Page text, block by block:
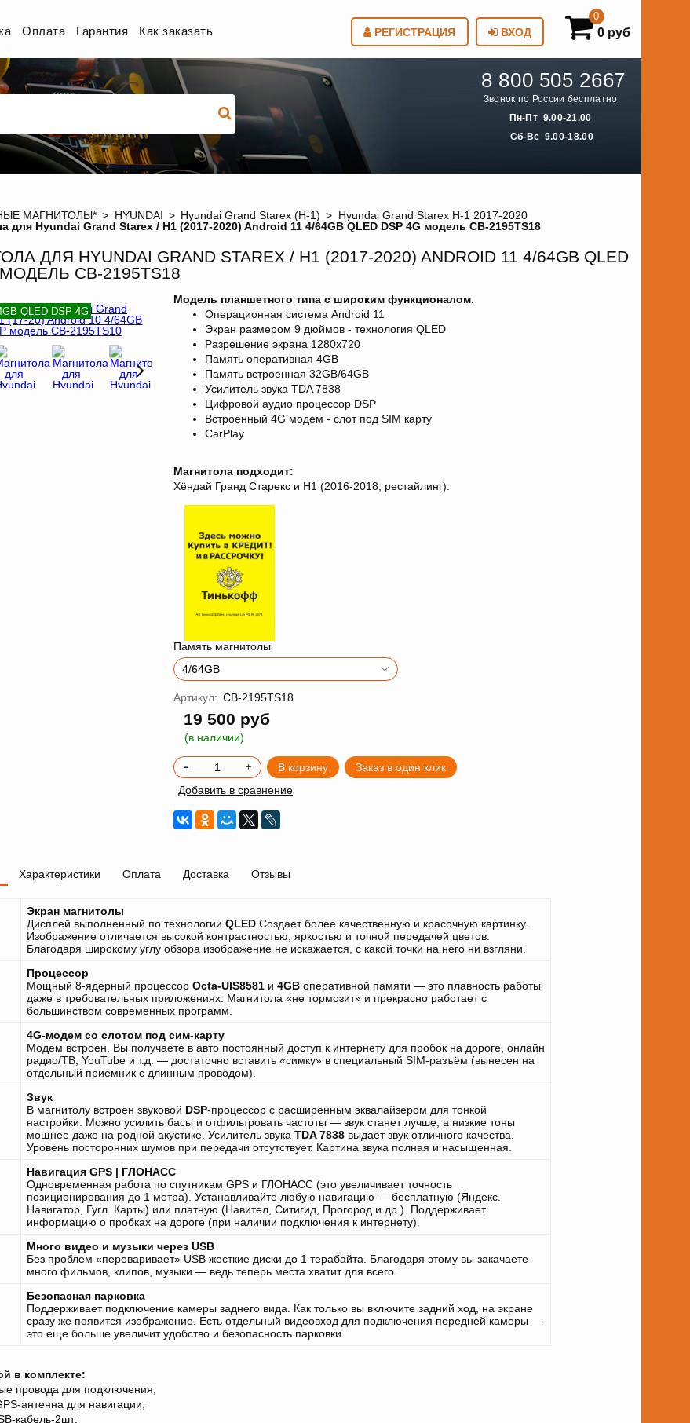
Оплата Гарантия Как заказать РЕГИСТРАЦИЯ ВХОД
0
0 руб
8 800 505 2667
Звонок по России бесплатно
Пн-Пт 9.00-21.00
Сб-Вс 9.00-18.00
МАГНИТОЛЫ* HYUNDAI Hyundai Grand Starex (H-1)
Hyundai Grand Starex H-1 2017-2020
для Hyundai Grand Starex / H1 (2017-2020) Android 11 4/64GB QLED DSP 4G модель CB-2195TS18
ДЛЯ HYUNDAI GRAND STAREX / H1 (2017-2020) ANDROID 11 4/64GB QLED
CB-2195TS18
QLED DSP 4G
Модель планшетного типа с широким функционалом.
Операционная система Android 11
Экран размером 9 дюймов - технология QLED
Разрешение экрана 1280х720
Память оперативная 4GB
Память встроенная 32GB/64GB
Усилитель звука TDA 7838
Цифровой аудио процессор DSP
Встроенный 4G модем - слот под SIM карту
CarPlay
Магнитола подходит:
Хёндай Гранд Старекс и H1 (2016-2018, рестайлинг).
Память магнитолы
Артикул: CB-2195TS18
19 500 руб
(в наличии)
В корзину
Заказ в один клик
Добавить в сравнение
Экран магнитолы
Дисплей выполненный по технологии QLED .Создает более качественную и красочную картинку.
Изображение отличается высокой контрастностью, яркостью и точной передачей цветов.
Благодаря широкому углу обзора изображение не искажается, с какой точки на него ни взгляни.
Процессор
Мощный 8-ядерный процессор Octa-UIS8581 и 4GB оперативной памяти — это плавность работы
даже в требовательных приложениях. Магнитола «не тормозит» и прекрасно работает с
большинством современных программ.
4G-модем со слотом под сим-карту
Модем встроен. Вы получаете в авто постоянный доступ к интернету для пробок на дороге, онлайн
радио/ТВ, YouTube и т.д. — достаточно вставить «симку» в специальный SIM-разъём (вынесен на
отдельный приёмник с длинным проводом).
Звук
В магнитолу встроен звуковой DSP-процессор с расширенным эквалайзером для тонкой
настройки. Можно усилить басы и отфильтровать частоты — звук станет лучше, а низкие тоны
мощнее даже на родной акустике. Усилитель звука TDA 7838 выдаёт звук отличного качества.
Уровень посторонних шумов при передачи отсутствует. Картина звука полная и насыщенная.
Навигация GPS | ГЛОНАСС
Одновременная работа по спутникам GPS и ГЛОНАСС (это увеличивает точность
позиционирования до 1 метра). Устанавливайте любую навигацию — бесплатную (Яндекс.
Навигатор, Гугл. Карты) или платную (Навител, Ситигид, Прогород и др.). Поддерживает
информацию о пробках на дороге (при наличии подключения к интернету).
Много видео и музыки через USB
Без проблем «переваривает» USB жесткие диски до 1 терабайта. Благодаря этому вы закачаете
много фильмов, клипов, музыки — ведь теперь места хватит для всего.
Безопасная парковка
Поддерживает подключение камеры заднего вида. Как только вы включите задний ход, на экране
сразу же появится изображение. Есть отдельный видеовход для подключения передней камеры —
это еще больше увеличит удобство и безопасность парковки.
в комплекте:
провода для подключения;
антенна для навигации;
кабель-2шт;
Характеристики Оплата Доставка Отзывы